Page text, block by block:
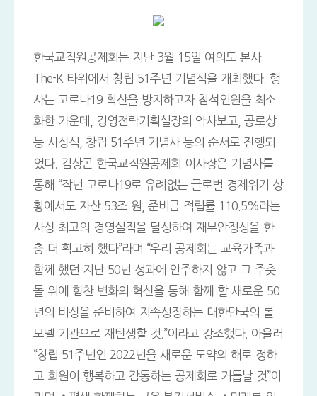
한국교직원공제회는 지난 3월 15일 여의도 본사
The-K 타워에서 창립 51주년 기념식을 개최했다. 행
사는 코로나19 확산을 방지하고자 참석인원을 최소
화한 가운데, 경영전략기획실장의 약사보고, 공로상
등 시상식, 창립 51주년 기념사 등의 순서로 진행되
었다. 김상곤 한국교직원공제회 이사장은 기념사를
통해 “작년 코로나19로 유례없는 글로벌 경제위기 상
황에서도 자산 53조 원, 준비금 적립률 110.5%라는
사상 최고의 경영실적을 달성하여 재무안정성을 한
층 더 확고히 했다”라며 “우리 공제회는 교육가족과
함께 했던 지난 50년 성과에 안주하지 않고 그 주춧
돌 위에 힘찬 변화의 혁신을 통해 함께 할 새로운 50
년의 비상을 준비하여 지속성장하는 대한만국의 롤
모델 기관으로 재탄생할 것.”이라고 강조했다. 아울러
“창립 51주년인 2022년을 새로운 도약의 해로 정하
고 회원이 행복하고 감동하는 공제회로 거듭날 것”이